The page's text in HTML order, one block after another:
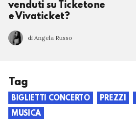
venduti su Ticketone
e Vivaticket?
di Angela Russo
Tag
BIGLIETTI CONCERTO PREZZI
MUSICA